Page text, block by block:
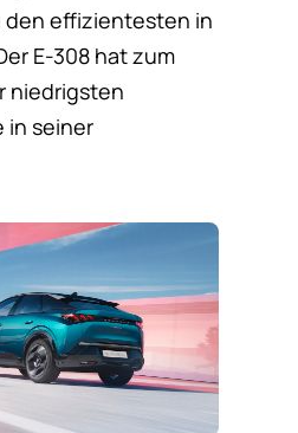
effizientesten in
E-308 hat zum
niedrigsten
in seiner